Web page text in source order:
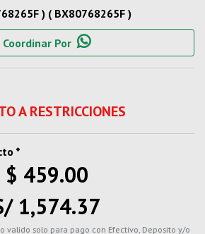
) ( BX80768265F )
Coordinar Por
A RESTRICCIONES
*
$ 459.00
1,574.37
valido solo para pago con Efectivo, Deposito y/o